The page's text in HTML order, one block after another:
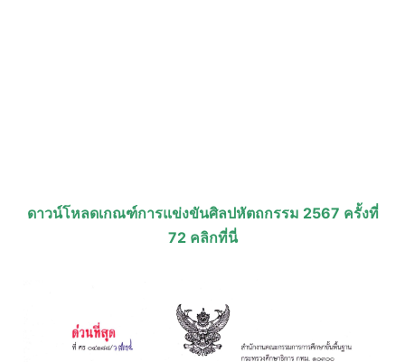
ดาวน์โหลดเกณฑ์การแข่งขันศิลปหัตถกรรม 2567 ครั้งที่
72 คลิกที่นี่